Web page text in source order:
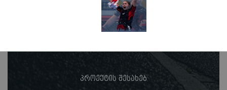
პროექტის შესახებ